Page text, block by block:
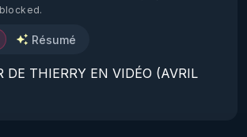
Résumé
DE THIERRY EN VIDÉO (AVRIL